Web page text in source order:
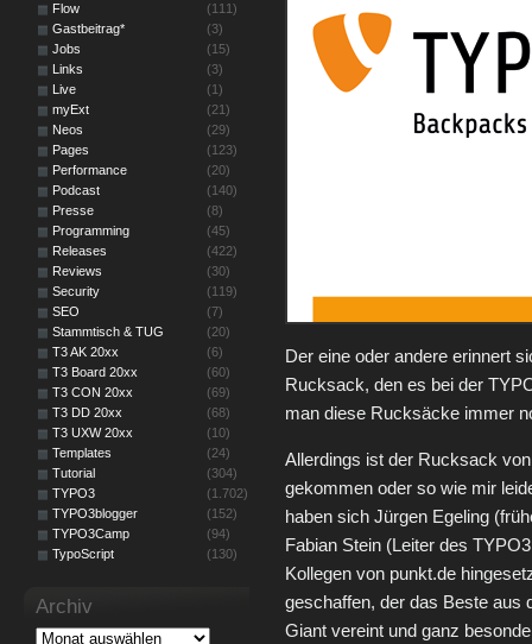
Der eine oder andere erinnert
Rucksack, den es bei der
man diese Rucksäcke immer
Allerdings ist der Rucksack
gekommen oder so wie mir
haben sich Jürgen Egeling
Fabian Stein (Leiter des
Kollegen von punkt.de
geschaffen, der das Beste aus
Giant vereint und ganz
Flow
(111)
Gastbeitrag*
(3)
Jobs
(15)
Links
(3)
Live
(1)
myExt
(21)
Neos
(29)
Pages
(123)
Performance
(20)
Podcast
(140)
Presse
(8)
Programming
(45)
Releases
(422)
Reviews
(30)
Security
(119)
SEO
(7)
Stammtisch & TUG
(20)
T3 AK 20xx
(6)
T3 Board 20xx
(60)
T3 CON 20xx
(69)
T3 DD 20xx
(68)
T3 UXW 20xx
(10)
Templates
(24)
Tutorial
(304)
TYPO3
(1.702)
TYPO3blogger
(152)
TYPO3Camp
(94)
TypoScript
(130)
Archiv